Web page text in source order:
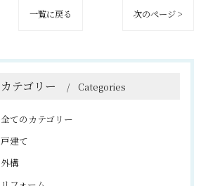
一覧に戻る 次のページ >
カテゴリー Categories
全てのカテゴリー
戸建て
外構